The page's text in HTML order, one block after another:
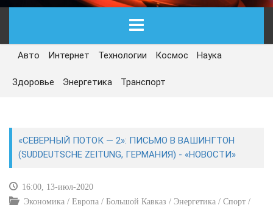
ГЛАВНАЯ
СЕГОДНЯ
ЭКОНОМИКА
Авто Интернет Технологии Космос Наука
Здоровье Энергетика Транспорт
«СЕВЕРНЫЙ ПОТОК — 2»: ПИСЬМО В ВАШИНГТОН
(SUDDEUTSCHE ZEITUNG, ГЕРМАНИЯ) - «НОВОСТИ»
16:00, 13-июл-2020
Экономика / Европа / Большой Кавказ / Энергетика / Спорт /